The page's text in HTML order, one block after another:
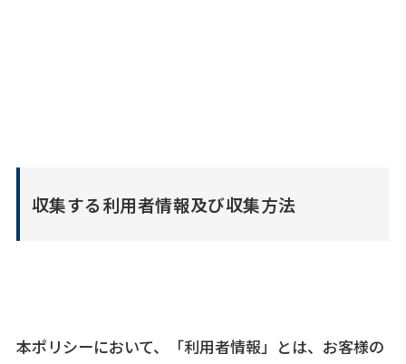
収集する利用者情報及び収集方法
本ポリシーにおいて、「利用者情報」とは、お客様の